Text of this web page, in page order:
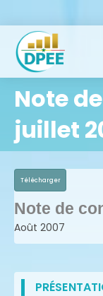
Note
juillet
Télécharger
Note de
Août 2007